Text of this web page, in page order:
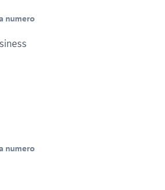
numero
numero